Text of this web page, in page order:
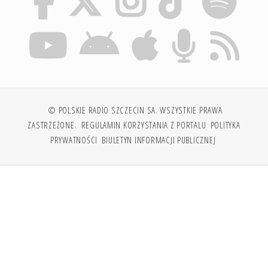
© POLSKIE RADIO SZCZECIN SA. WSZYSTKIE PRAWA
ZASTRZEŻONE. REGULAMIN KORZYSTANIA Z PORTALU POLITYKA
PRYWATNOŚCI BIULETYN INFORMACJI PUBLICZNEJ